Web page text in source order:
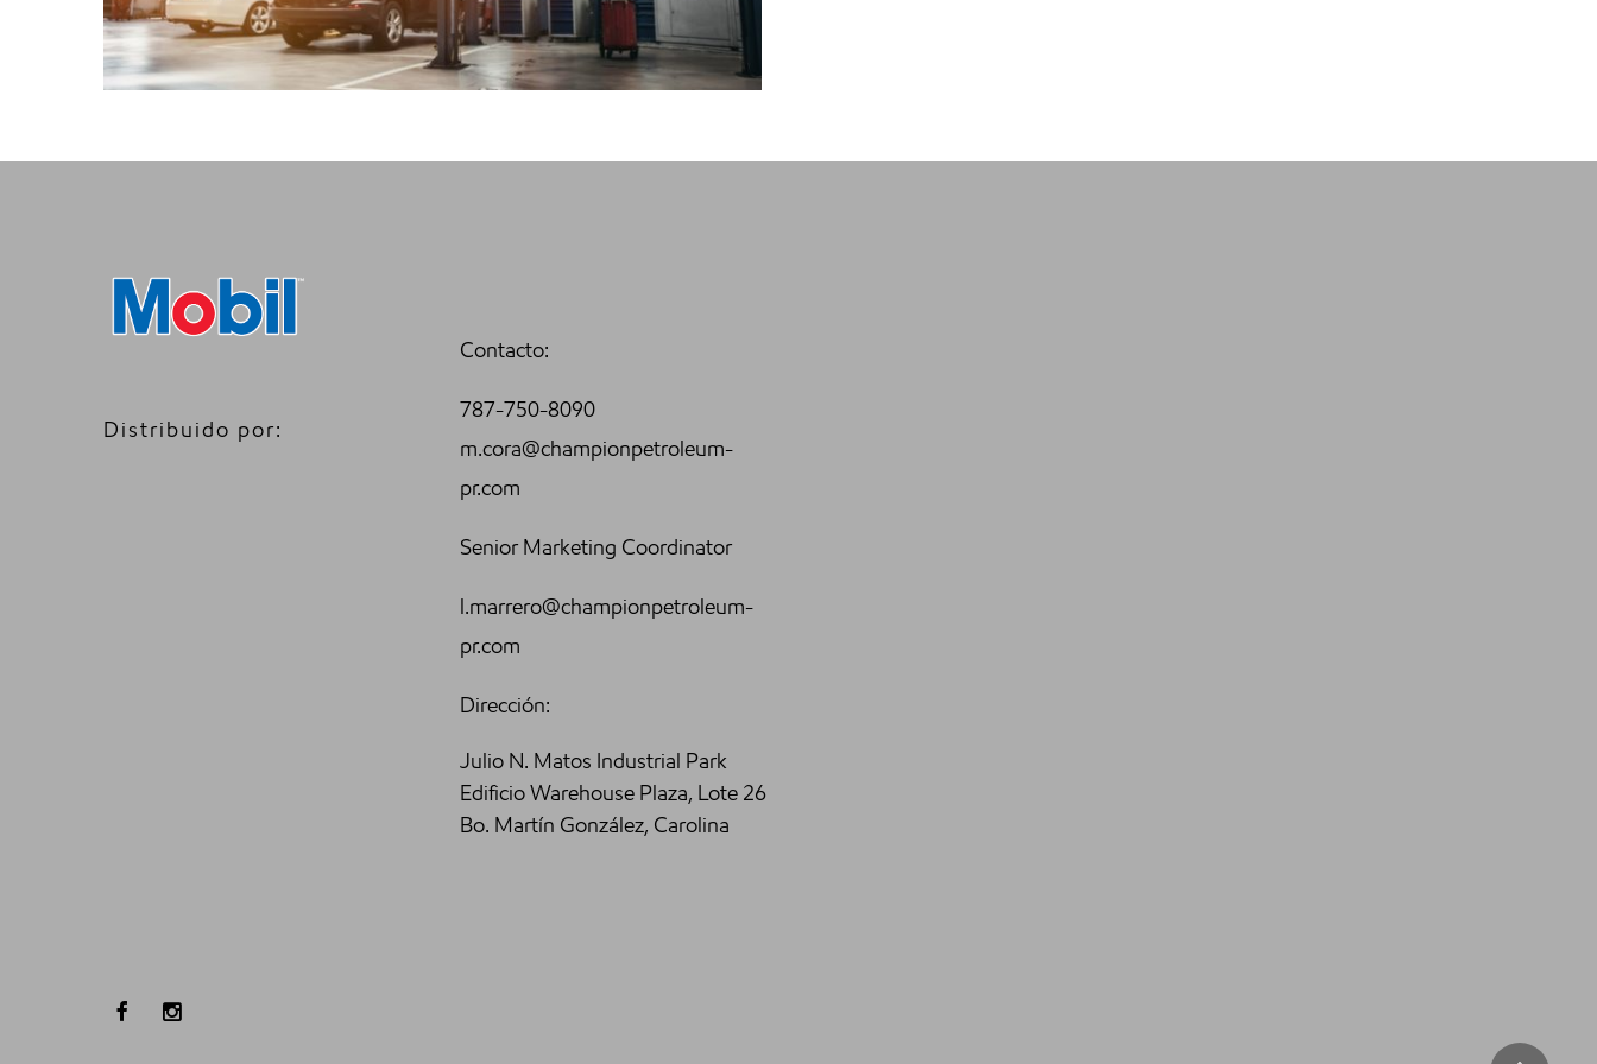
Distribuido por:
Contacto:
787-750-8090
m.cora@championpetroleum-
pr.com
Senior Marketing Coordinator
l.marrero@championpetroleum-
pr.com
Dirección:
Julio N. Matos Industrial Park
Edificio Warehouse Plaza, Lote 26
Bo. Martín González, Carolina